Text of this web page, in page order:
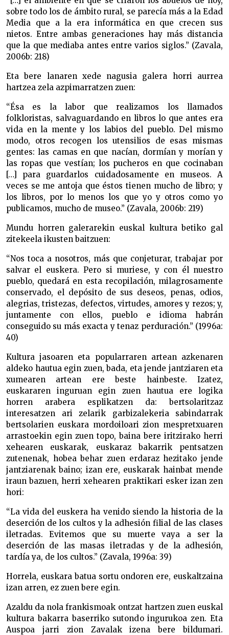
sobre todo los de ámbito rural, se parecía más a la Edad
Media que a la era informática en que crecen sus
nietos. Entre ambas generaciones hay más distancia
que la que mediaba antes entre varios siglos.” (Zavala,
2006b: 218)
Eta bere lanaren xede nagusia galera horri aurrea
hartzea zela azpimarratzen zuen:
“Ésa es la labor que realizamos los llamados
folkloristas, salvaguardando en libros lo que antes era
vida en la mente y los labios del pueblo. Del mismo
modo, otros recogen los utensilios de esas mismas
gentes: las camas en que nacían, dormían y morían y
las ropas que vestían; los pucheros en que cocinaban
[…] para guardarlos cuidadosamente en museos. A
veces se me antoja que éstos tienen mucho de libro; y
los libros, por lo menos los que yo y otros como yo
publicamos, mucho de museo.” (Zavala, 2006b: 219)
Mundu horren galerarekin euskal kultura betiko gal
zitekeela ikusten baitzuen:
“Nos toca a nosotros, más que conjeturar, trabajar por
salvar el euskera. Pero si muriese, y con él nuestro
pueblo, quedará en esta recopilación, milagrosamente
conservado, el depósito de sus deseos, penas, odios,
alegrias, tristezas, defectos, virtudes, amores y rezos; y,
juntamente con ellos, pueblo e idioma habrán
conseguido su más exacta y tenaz perduración.” (1996a:
40)
Kultura jasoaren eta popularraren artean azkenaren
aldeko hautua egin zuen, bada, eta jende jantziaren eta
xumearen artean ere beste hainbeste. Izatez,
euskararen inguruan egin zuen hautua ere logika
horren arabera esplikatzen da: bertsolaritzaz
interesatzen ari zelarik garbizalekeria sabindarrak
bertsolarien euskara mordoiloari zion mespretxuaren
arrastoekin egin zuen topo, baina bere iritzirako herri
xehearen euskarak, euskaraz bakarrik pentsatzen
zutenenak, hobea behar zuen erdaraz hezitako jende
jantziarenak baino; izan ere, euskarak hainbat mende
iraun bazuen, herri xehearen praktikari esker izan zen
hori:
“La vida del euskera ha venido siendo la historia de la
deserción de los cultos y la adhesión filial de las clases
iletradas. Evitemos que su muerte vaya a ser la
deserción de las masas iletradas y de la adhesión,
tardía ya, de los cultos.” (Zavala, 1996a: 39)
Horrela, euskara batua sortu ondoren ere, euskaltzaina
izan arren, ez zuen bere egin.
Azaldu da nola frankismoak ontzat hartzen zuen euskal
kultura bakarra baserriko sutondo ingurukoa zen. Eta
Auspoa jarri zion Zavalak izena bere bildumari.